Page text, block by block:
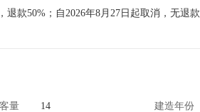
退款50%；自2026年8月27日起取消，无退款
量 14 建造年份